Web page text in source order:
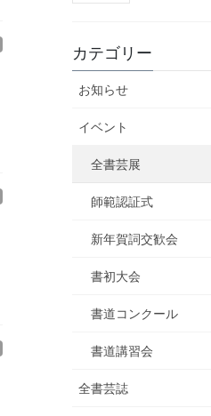
カテゴリー
お知らせ
イベント
全書芸展
師範認証式
新年賀詞交歓会
書初大会
書道コンクール
書道講習会
全書芸誌